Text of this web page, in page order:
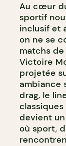
Au cœur
sportif
inclusif et
on ne se
matchs de
Victoire
projetée
ambiance
drag, le
devient
où sport,